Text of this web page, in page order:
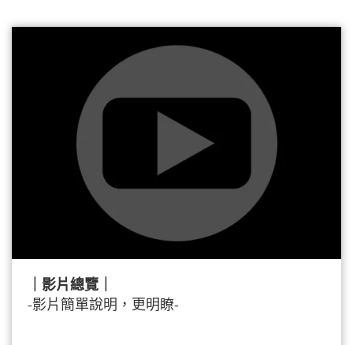
｜影片總覽｜
-影片簡單說明，更明瞭-